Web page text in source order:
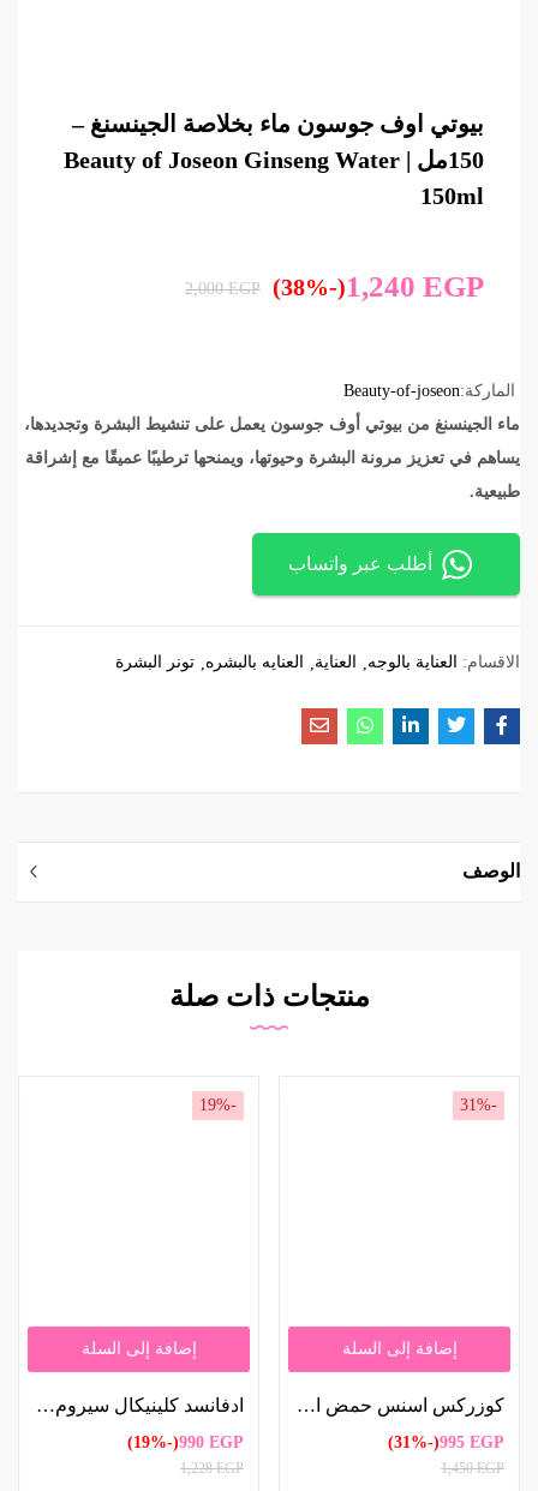
بيوتي اوف جوسون ماء بخلاصة الجينسنغ –
150مل | Beauty of Joseon Ginseng Water
150ml
1,240 EGP
(-38%)
2,000EGP
الماركة:Beauty-of-joseon
ماء الجينسنغ من بيوتي أوف جوسون يعمل على تنشيط البشرة وتجديدها،
يساهم في تعزيز مرونة البشرة وحيوتها، ويمنحها ترطيبًا عميقًا مع إشراقة
طبيعية.
أطلب عبر واتساب
الاقسام: العناية بالوجه العناية العنايه بالبشره تونر البشرة
الوصف
منتجات ذات صلة
إضافة إلى السلة
-31%
كوزركس اسنس حمض الهيالورونيك هيدرا باور 100 مل | COSRX Hyaluronic Acid Hydra Power Essence 100ml
995 EGP
(-31%)
1,450EGP
إضافة إلى السلة
-19%
ادفانسد كلينيكال سيروم الكولاجين لشد البشرة 52 ملل | Advanced Clinicals Collagen Tightening Serum 52ml
990 EGP
(-19%)
1,228EGP